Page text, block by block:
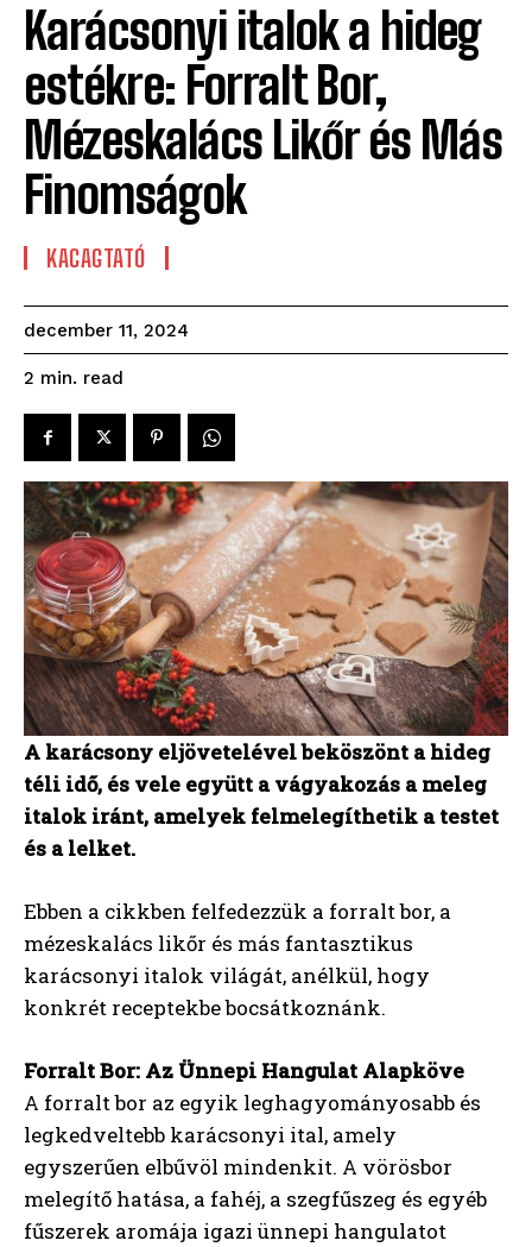
Karácsonyi italok a hideg
estékre: Forralt Bor,
Mézeskalács Likőr és Más
Finomságok
KACAGTATÓ
december 11, 2024
2 min. read
A karácsony eljövetelével beköszönt a hideg
téli idő, és vele együtt a vágyakozás a meleg
italok iránt, amelyek felmelegíthetik a testet
és a lelket.
Ebben a cikkben felfedezzük a forralt bor, a
mézeskalács likőr és más fantasztikus
karácsonyi italok világát, anélkül, hogy
konkrét receptekbe bocsátkoznánk.
Forralt Bor: Az Ünnepi Hangulat Alapköve
A forralt bor az egyik leghagyományosabb és
legkedveltebb karácsonyi ital, amely
egyszerűen elbűvöl mindenkit. A vörösbor
melegítő hatása, a fahéj, a szegfűszeg és egyéb
fűszerek aromája igazi ünnepi hangulatot